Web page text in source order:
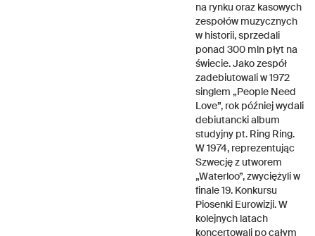
na rynku oraz kasowych
zespołów muzycznych
w historii, sprzedali
ponad 300 mln płyt na
świecie. Jako zespół
zadebiutowali w 1972
singlem „People Need
Love”, rok później wydali
debiutancki album
studyjny pt. Ring Ring.
W 1974, reprezentując
Szwecję z utworem
„Waterloo”, zwyciężyli w
finale 19. Konkursu
Piosenki Eurowizji. W
kolejnych latach
koncertowali po całym